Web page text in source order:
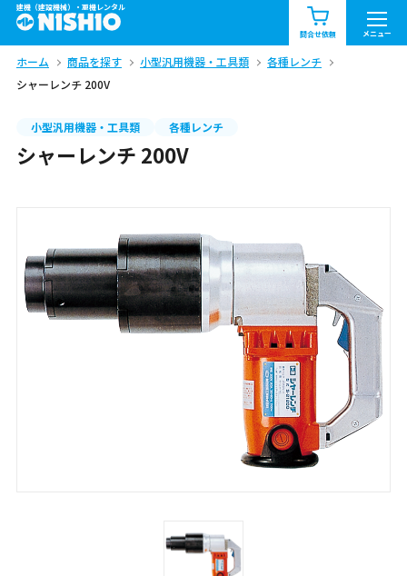
建機（建設機械）・重機レンタル
問合せ依頼 メニュー
商品一覧 お知らせ一覧
問合せ依頼リスト お問合せ
北海道
九州・沖縄（外部）
ホーム 商品を探す 小型汎用機器・工具類
各種レンチ
シャーレンチ 200V
小型汎用機器・工具類 各種レンチ
シャーレンチ 200V